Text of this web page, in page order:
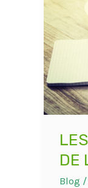
DE
Blog /
POINTS
DE